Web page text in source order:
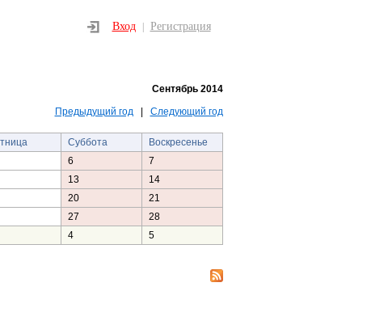
Вход Регистрация
Сентябрь 2014
Предыдущий год| Следующий год
Суббота
Воскресенье
6
7
13
14
20
21
27
28
4 5